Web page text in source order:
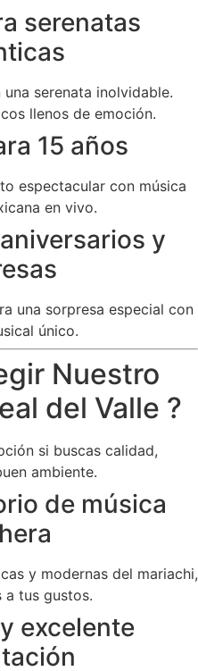
serenatas
serenata inolvidable.
llenos de emoción.
15 años
espectacular con música
en vivo.
y
una sorpresa especial con
único.
Nuestro
del Valle ?
si buscas calidad,
ambiente.
de música
y modernas del mariachi,
a tus gustos.
excelente